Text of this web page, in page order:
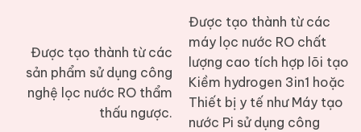
Được tạo thành từ các
sản phẩm sử dụng công
nghệ lọc nước RO thẩm
thấu ngược.
Được tạo thành từ các
máy lọc nước RO chất
lượng cao tích hợp lõi tạo
Kiềm hydrogen 3in1 hoặc
Thiết bị y tế như Máy tạo
nước Pi sử dụng công